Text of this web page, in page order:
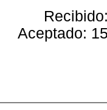
Aceptado: